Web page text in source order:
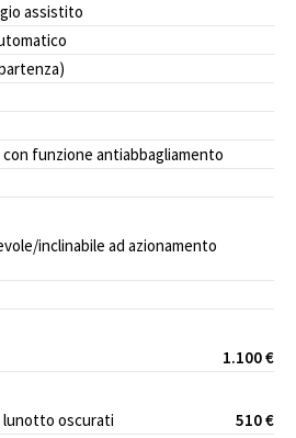
assistito
funzione antiabbagliamento
inclinabile ad azionamento
1.100 €
lunotto oscurati
510 €